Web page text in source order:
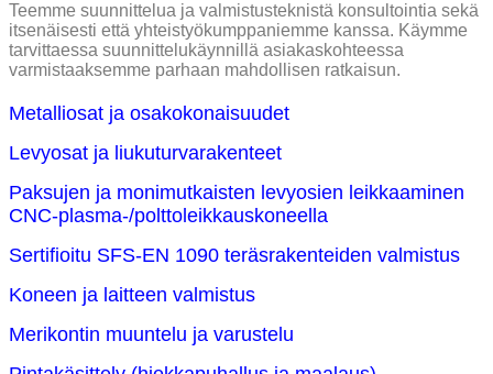
Teemme suunnittelua ja valmistusteknistä konsultointia sekä
itsenäisesti että yhteistyökumppaniemme kanssa. Käymme
tarvittaessa suunnittelukäynnillä asiakaskohteessa
varmistaaksemme parhaan mahdollisen ratkaisun.
Metalliosat ja osakokonaisuudet
Levyosat ja liukuturvarakenteet
Paksujen ja monimutkaisten levyosien leikkaaminen
CNC-plasma-/polttoleikkauskoneella
Sertifioitu SFS-EN 1090 teräsrakenteiden valmistus
Koneen ja laitteen valmistus
Merikontin muuntelu ja varustelu